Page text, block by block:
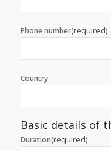
Phone number(required)
Country
Basic details of
Duration(required)